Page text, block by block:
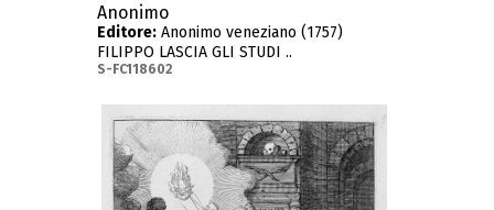
Anonimo
Editore:Anonimo veneziano (1757)
FILIPPO LASCIA GLI STUDI ..
S-FC118602